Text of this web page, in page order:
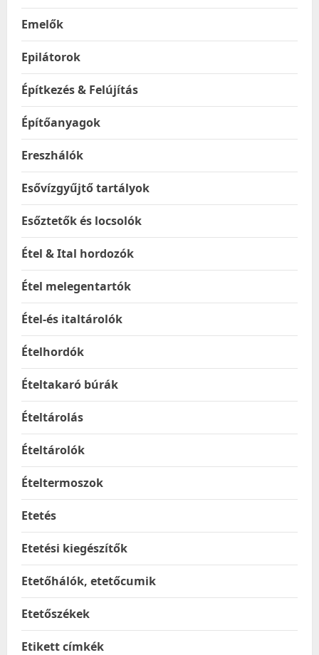
Emelők
Epilátorok
Építkezés & Felújítás
Építőanyagok
Ereszhálók
Esővízgyűjtő tartályok
Esőztetők és locsolók
Étel & Ital hordozók
Étel melegentartók
Étel-és italtárolók
Ételhordók
Ételtakaró búrák
Ételtárolás
Ételtárolók
Ételtermoszok
Etetés
Etetési kiegészítők
Etetőhálók, etetőcumik
Etetőszékek
Etikett címkék